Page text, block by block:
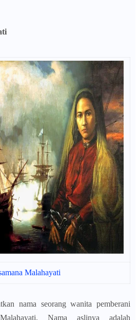
Malahayati
nama seorang wanita pemberani
Nama aslinya adalah